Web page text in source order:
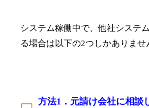
システム稼働中で、他社システ
る場合は以下の2つしかありませ
方法1．元請け会社に相談